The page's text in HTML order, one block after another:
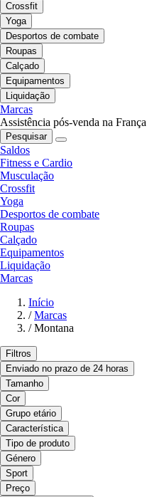
Crossfit
Yoga
Desportos de combate
Roupas
Calçado
Equipamentos
Liquidação
Marcas
Assistência pós-venda na França
Pesquisar
Saldos
Fitness e Cardio
Musculação
Crossfit
Yoga
Desportos de combate
Roupas
Calçado
Equipamentos
Liquidação
Marcas
Início
/ Marcas
/ Montana
Filtros
Enviado no prazo de 24 horas
Tamanho
Cor
Grupo etário
Característica
Tipo de produto
Género
Sport
Preço